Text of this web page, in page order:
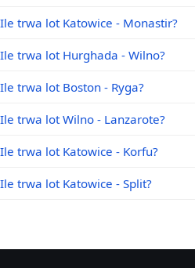
Ile trwa lot Katowice - Monastir?
Ile trwa lot Hurghada - Wilno?
Ile trwa lot Boston - Ryga?
Ile trwa lot Wilno - Lanzarote?
Ile trwa lot Katowice - Korfu?
Ile trwa lot Katowice - Split?